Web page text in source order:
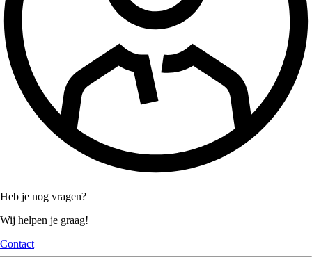
Heb je nog vragen?
Wij helpen je graag!
Contact